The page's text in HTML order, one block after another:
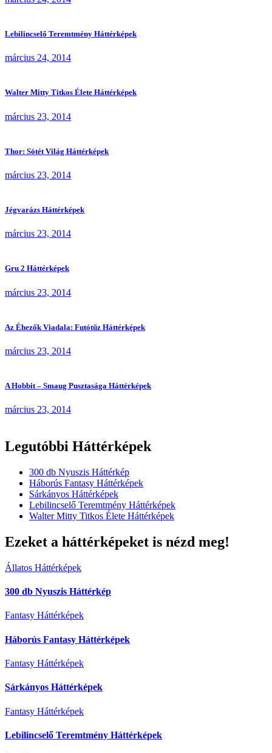
Lebilincselő Teremtmény Háttérképek
március 24, 2014
Walter Mitty Titkos Élete Háttérképek
március 23, 2014
Thor: Sötét Világ Háttérképek
március 23, 2014
Jégvarázs Háttérképek
március 23, 2014
Gru 2 Háttérképek
március 23, 2014
Az Éhezők Viadala: Futótűz Háttérképek
március 23, 2014
A Hobbit – Smaug Pusztasága Háttérképek
március 23, 2014
Legutóbbi Háttérképek
300 db Nyuszis Háttérkép
Háborús Fantasy Háttérképek
Sárkányos Háttérképek
Lebilincselő Teremtmény Háttérképek
Walter Mitty Titkos Élete Háttérképek
Ezeket a háttérképeket is nézd meg!
Állatos Háttérképek
300 db Nyuszis Háttérkép
Fantasy Háttérképek
Háborús Fantasy Háttérképek
Fantasy Háttérképek
Sárkányos Háttérképek
Fantasy Háttérképek
Lebilincselő Teremtmény Háttérképek